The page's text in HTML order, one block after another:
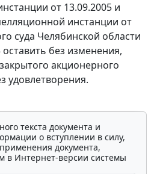
от 13.09.2005 и
инстанции от
суда Челябинской области
без изменения,
акционерного
удовлетворения.
текста документа и
о вступлении в силу,
документа,
в Интернет-версии системы